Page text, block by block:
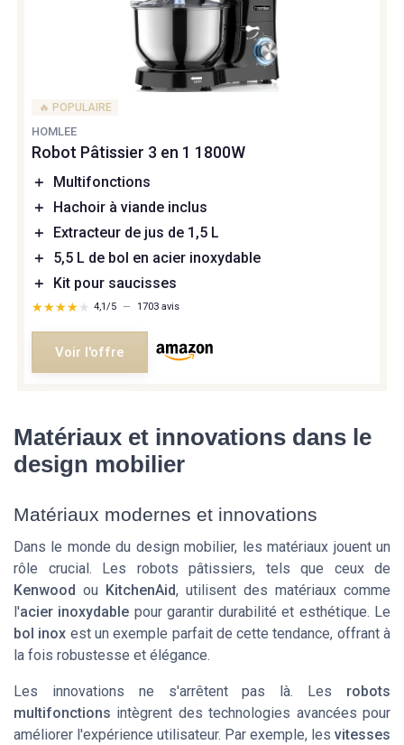
🔥 POPULAIRE
HOMLEE
Robot Pâtissier 3 en 1 1800W
＋
Multifonctions
＋
Hachoir à viande inclus
＋
Extracteur de jus de 1,5 L
＋
5,5 L de bol en acier inoxydable
＋
Kit pour saucisses
★★★★★
★★★★★ 4,1/5 — 1703 avis
Voir l'offre
Matériaux et innovations dans le
design mobilier
Matériaux modernes et innovations
Dans le monde du design mobilier, les matériaux jouent un
rôle crucial. Les robots pâtissiers, tels que ceux de
Kenwood ou KitchenAid, utilisent des matériaux comme
l'acier inoxydable pour garantir durabilité et esthétique. Le
bol inox est un exemple parfait de cette tendance, offrant à
la fois robustesse et élégance.
Les innovations ne s'arrêtent pas là. Les robots
multifonctions intègrent des technologies avancées pour
améliorer l'expérience utilisateur. Par exemple, les vitesses